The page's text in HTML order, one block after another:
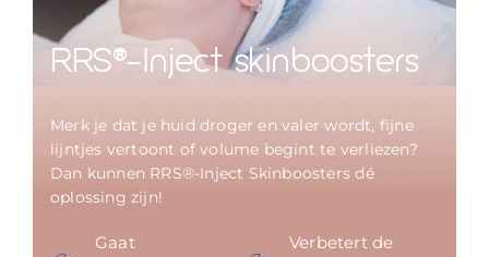
RRS®-Inject skinboosters
Merk je dat je huid droger en valer wordt, fijne
lijntjes vertoont of volume begint te verliezen?
Dan kunnen RRS®-Inject Skinboosters dé
oplossing zijn!
Gaat
Verbetert de